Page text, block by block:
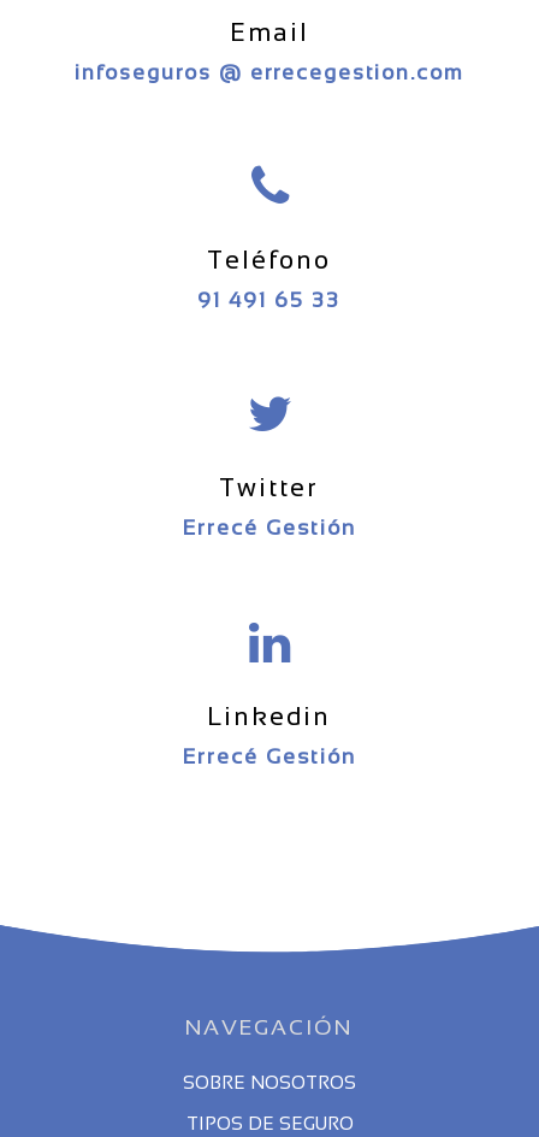
Email
infoseguros @ errecegestion.com
Teléfono
91 491 65 33
Twitter
Errecé Gestión
Linkedin
Errecé Gestión
NAVEGACIÓN
SOBRE NOSOTROS
TIPOS DE SEGURO